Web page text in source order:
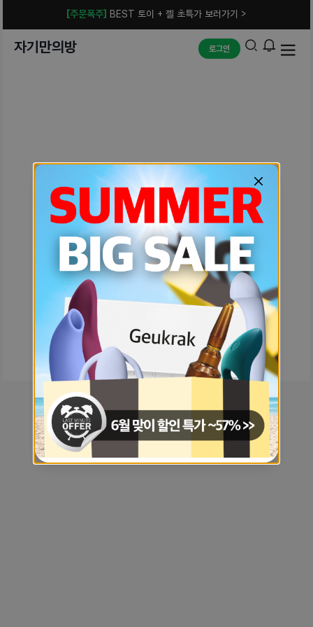
[주문폭주] BEST 토이 + 젤 초특가 보러가기 >
자기만의방 로그인
예상치 못한 에러입니다.